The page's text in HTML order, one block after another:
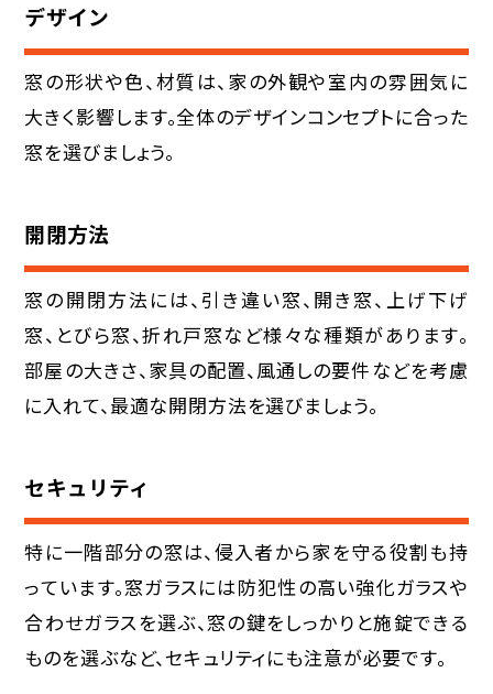
デザイン
窓の形状や色、材質は、家の外観や室内の雰囲気に
大きく影響します。全体のデザインコンセプトに合った
窓を選びましょう。
開閉方法
窓の開閉方法には、引き違い窓、開き窓、上げ下げ
窓、とびら窓、折れ戸窓など様々な種類があります。
部屋の大きさ、家具の配置、風通しの要件などを考慮
に入れて、最適な開閉方法を選びましょう。
セキュリティ
特に一階部分の窓は、侵入者から家を守る役割も持
っています。窓ガラスには防犯性の高い強化ガラスや
合わせガラスを選ぶ、窓の鍵をしっかりと施錠できる
ものを選ぶなど、セキュリティにも注意が必要です。